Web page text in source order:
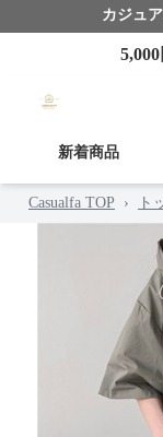
カジュ
5,000
新着商品
Casualfa TOP › ト